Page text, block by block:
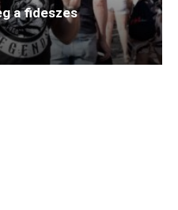
a fideszes